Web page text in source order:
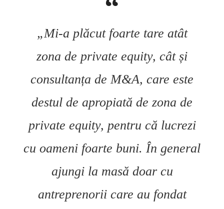
„Mi-a plăcut foarte tare atât
zona de private equity, cât și
consultanța de M&A, care este
destul de apropiată de zona de
private equity, pentru că lucrezi
cu oameni foarte buni. În general
ajungi la masă doar cu
antreprenorii care au fondat